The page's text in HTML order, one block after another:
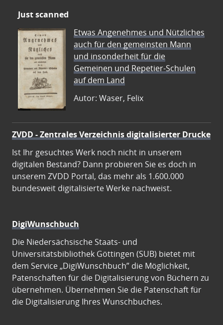
Just scanned
Etwas Angenehmes und Nützliches
auch für den gemeinsten Mann
und insonderheit für die
Gemeinen und Repetier-Schulen
auf dem Land
Autor: Waser, Felix
ZVDD - Zentrales Verzeichnis digitalisierter Drucke
Ist Ihr gesuchtes Werk noch nicht in unserem
digitalen Bestand? Dann probieren Sie es doch in
unserem ZVDD Portal, das mehr als 1.600.000
bundesweit digitalisierte Werke nachweist.
DigiWunschbuch
Die Niedersächsische Staats- und
Universitätsbibliothek Göttingen (SUB) bietet mit
dem Service „DigiWunschbuch” die Möglichkeit,
Patenschaften für die Digitalisierung von Büchern zu
übernehmen. Übernehmen Sie die Patenschaft für
die Digitalisierung Ihres Wunschbuches.